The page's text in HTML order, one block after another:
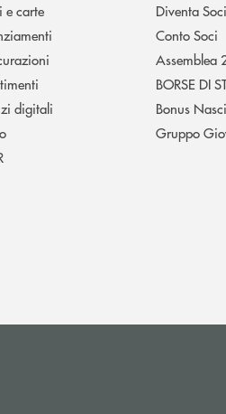
e carte
digitali
Diventa
Conto Soci
Assemblea
BORSE DI
Bonus
Gruppo